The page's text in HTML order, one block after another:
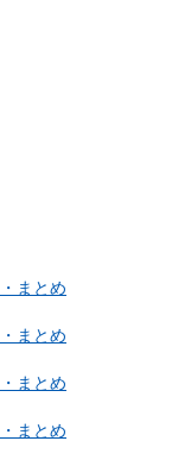
まとめ
まとめ
まとめ
まとめ